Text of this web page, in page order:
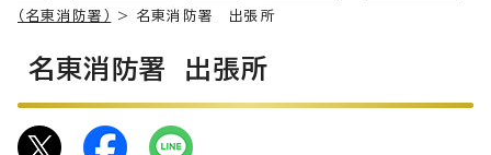
（名東消防署）
> 名東消防署 出張所
名東消防署 出張所